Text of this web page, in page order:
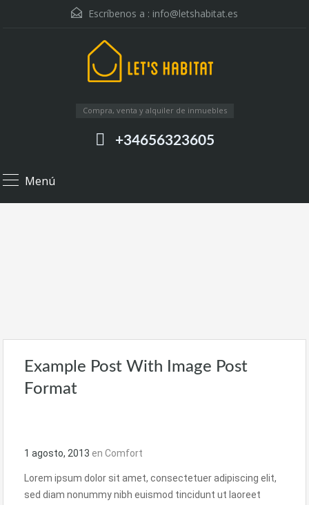
Escríbenos a : info@letshabitat.es
Compra, venta y alquiler de inmuebles
+34656323605
Menú
Example Post With Image Post
Format
1 agosto, 2013 en Comfort
Lorem ipsum dolor sit amet, consectetuer adipiscing elit,
sed diam nonummy nibh euismod tincidunt ut laoreet